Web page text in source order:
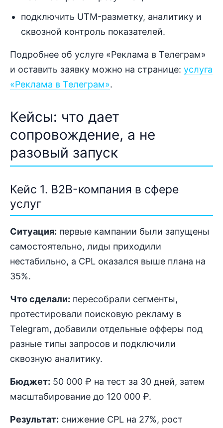
подключить UTM-разметку, аналитику и
сквозной контроль показателей.
Подробнее об услуге «Реклама в Телеграм»
и оставить заявку можно на странице: услуга
«Реклама в Телеграм».
Кейсы: что дает
сопровождение, а не
разовый запуск
Кейс 1. B2B-компания в сфере
услуг
Ситуация: первые кампании были запущены
самостоятельно, лиды приходили
нестабильно, а CPL оказался выше плана на
35%.
Что сделали: пересобрали сегменты,
протестировали поисковую рекламу в
Telegram, добавили отдельные офферы под
разные типы запросов и подключили
сквозную аналитику.
Бюджет: 50 000 ₽ на тест за 30 дней, затем
масштабирование до 120 000 ₽.
Результат: снижение CPL на 27%, рост